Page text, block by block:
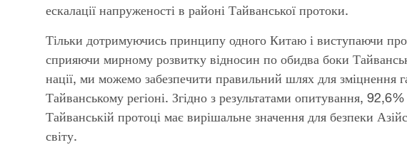
ескалації напруженості в районі Тайванської протоки.
Тільки дотримуючись принципу одного Китаю і виступаючи
сприяючи мирному розвитку відносин по обидва боки
нації, ми можемо забезпечити правильний шлях для зміцнення
Тайванському регіоні. Згідно з результатами опитування,
Тайванській протоці має вирішальне значення для безпеки
світу.